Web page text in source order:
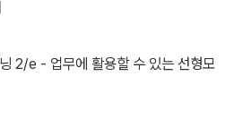
2/e - 업무에 활용할 수 있는 선형모